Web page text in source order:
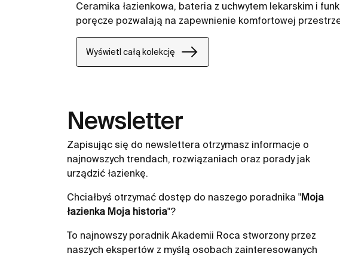
Ceramika łazienkowa, bateria z uchwytem lekarskim i
poręcze pozwalają na zapewnienie komfortowej
Wyświetl całą kolekcję
Newsletter
Zapisując się do newslettera otrzymasz informacje o
najnowszych trendach, rozwiązaniach oraz porady jak
urządzić łazienkę.
Chciałbyś otrzymać dostęp do naszego poradnika "Moja
łazienka Moja historia"?
To najnowszy poradnik Akademii Roca stworzony przez
naszych ekspertów z myślą osobach zainteresowanych